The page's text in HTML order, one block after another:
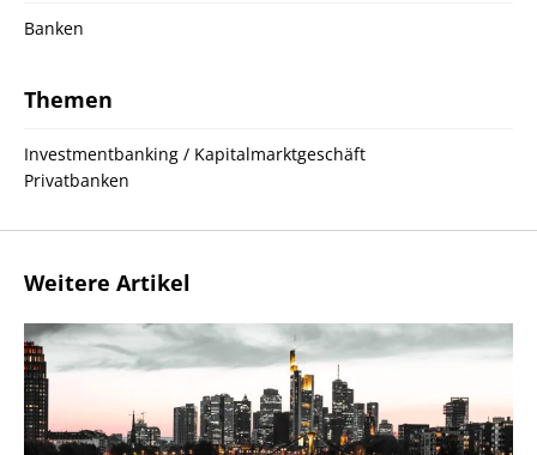
Banken
Themen
Investmentbanking / Kapitalmarktgeschäft
Privatbanken
Weitere Artikel